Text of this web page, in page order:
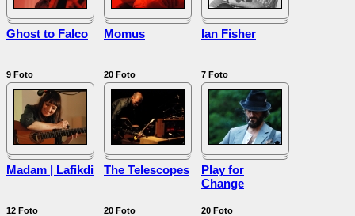
Ghost to Falco
9 Foto
Momus
20 Foto
Ian Fisher
7 Foto
Madam | Lafikdi
12 Foto
The Telescopes
20 Foto
Play for
Change
20 Foto